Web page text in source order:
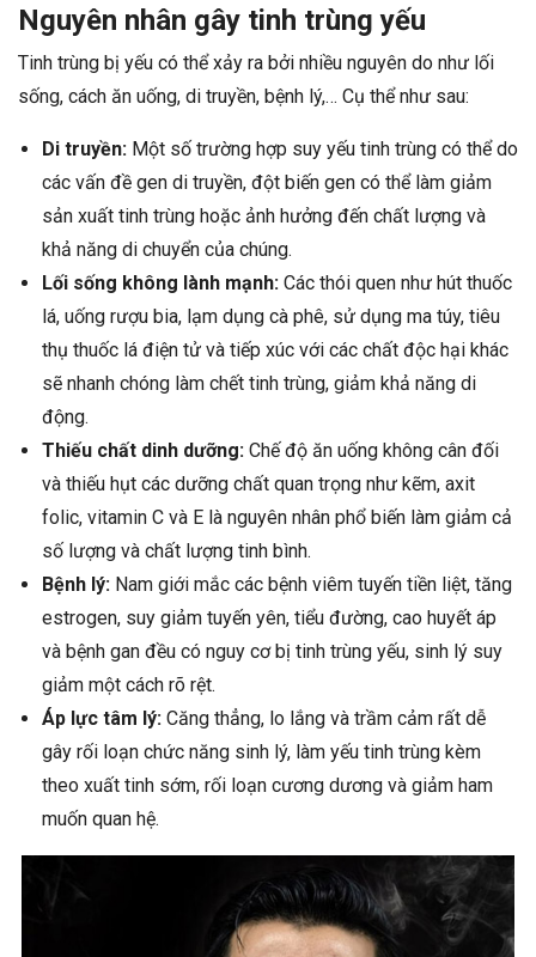
Nguyên nhân gây tinh trùng yếu
Tinh trùng bị yếu có thể xảy ra bởi nhiều nguyên do như lối
sống, cách ăn uống, di truyền, bệnh lý,… Cụ thể như sau:
Di truyền: Một số trường hợp suy yếu tinh trùng có thể do
các vấn đề gen di truyền, đột biến gen có thể làm giảm
sản xuất tinh trùng hoặc ảnh hưởng đến chất lượng và
khả năng di chuyển của chúng.
Lối sống không lành mạnh: Các thói quen như hút thuốc
lá, uống rượu bia, lạm dụng cà phê, sử dụng ma túy, tiêu
thụ thuốc lá điện tử và tiếp xúc với các chất độc hại khác
sẽ nhanh chóng làm chết tinh trùng, giảm khả năng di
động.
Thiếu chất dinh dưỡng: Chế độ ăn uống không cân đối
và thiếu hụt các dưỡng chất quan trọng như kẽm, axit
folic, vitamin C và E là nguyên nhân phổ biến làm giảm cả
số lượng và chất lượng tinh bình.
Bệnh lý: Nam giới mắc các bệnh viêm tuyến tiền liệt, tăng
estrogen, suy giảm tuyến yên, tiểu đường, cao huyết áp
và bệnh gan đều có nguy cơ bị tinh trùng yếu, sinh lý suy
giảm một cách rõ rệt.
Áp lực tâm lý: Căng thẳng, lo lắng và trầm cảm rất dễ
gây rối loạn chức năng sinh lý, làm yếu tinh trùng kèm
theo xuất tinh sớm, rối loạn cương dương và giảm ham
muốn quan hệ.